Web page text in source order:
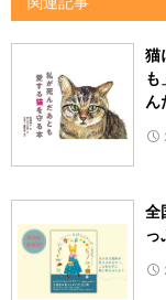
猫
も
ん
全
っ